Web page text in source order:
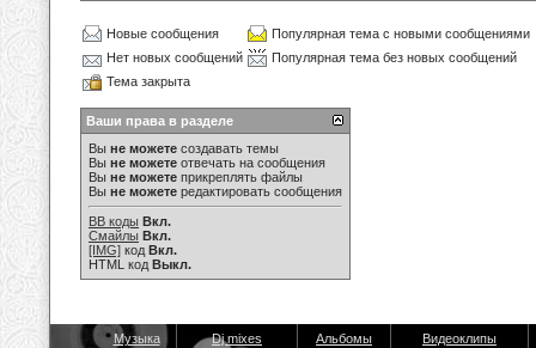
Новые сообщения
Популярная тема с новыми сообщениями
Нет новых сообщений
Популярная тема без новых сообщений
Тема закрыта
Ваши права в разделе
Вы не можете создавать темы
Вы не можете отвечать на сообщения
Вы не можете прикреплять файлы
Вы не можете редактировать сообщения
BB коды Вкл.
Смайлы Вкл.
[IMG] код Вкл.
HTML код Выкл.
Музыка Dj mixes Альбомы Видеоклипы